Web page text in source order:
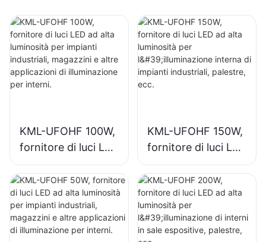
KML-UFOHF 100W,
fornitore di luci LED
ad alta luminosità
per impianti
industriali,
magazzini e altre
applicazioni di
KML-UFOHF 150W,
fornitore di luci LED
ad alta luminosità
per l'illuminazione
interna di impianti
industriali, palestre,
ecc.